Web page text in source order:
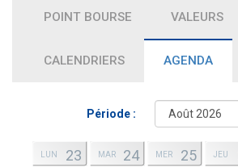
POINT BOURSE VALEURS
CALENDRIERS AGENDA
Période :
LUN 23 MAR 24 MER 25 JEU